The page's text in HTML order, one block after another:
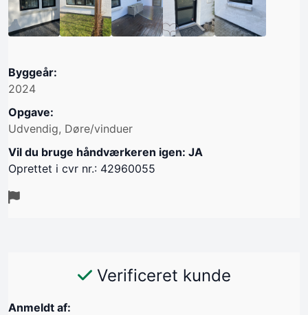
Byggeår:
2024
Opgave:
Udvendig, Døre/vinduer
Vil du bruge håndværkeren igen: JA
Oprettet i cvr nr.: 42960055
Verificeret kunde
Anmeldt af: